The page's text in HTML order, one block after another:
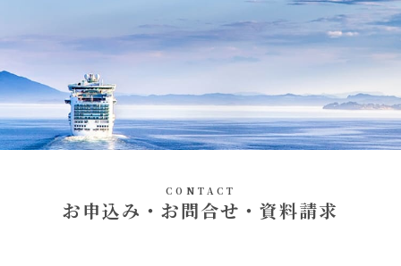
CONTACT
お申込み・お問合せ・資料請求